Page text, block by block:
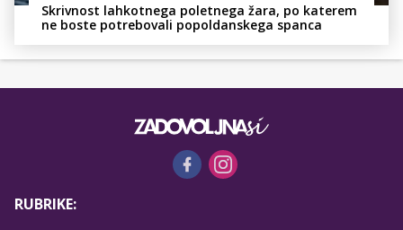
Skrivnost lahkotnega poletnega žara, po katerem
ne boste potrebovali popoldanskega spanca
RUBRIKE: